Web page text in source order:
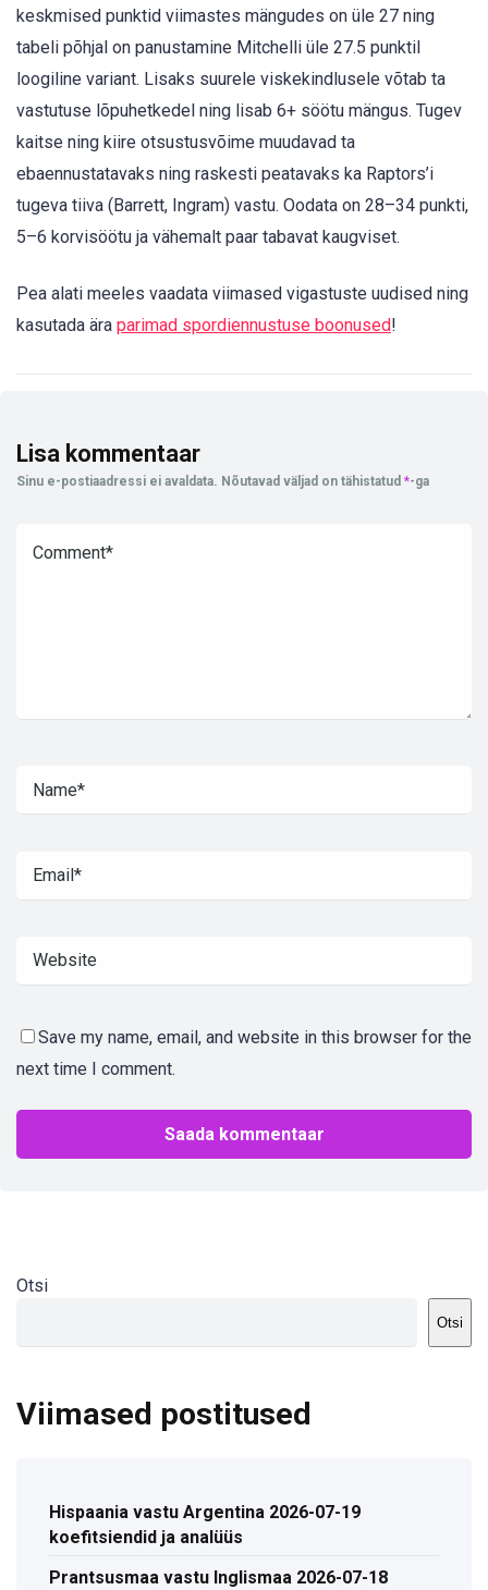
keskmised punktid viimastes mängudes on üle 27 ning
tabeli põhjal on panustamine Mitchelli üle 27.5 punktil
loogiline variant. Lisaks suurele viskekindlusele võtab ta
vastutuse lõpuhetkedel ning lisab 6+ söötu mängus. Tugev
kaitse ning kiire otsustusvõime muudavad ta
ebaennustatavaks ning raskesti peatavaks ka Raptors’i
tugeva tiiva (Barrett, Ingram) vastu. Oodata on 28–34 punkti,
5–6 korvisöötu ja vähemalt paar tabavat kaugviset.
Pea alati meeles vaadata viimased vigastuste uudised ning
kasutada ära parimad spordiennustuse boonused!
Lisa kommentaar
Sinu e-postiaadressi ei avaldata. Nõutavad väljad on tähistatud *-ga
Save my name, email, and website in this browser for the
next time I comment.
Otsi
Otsi
Viimased postitused
Hispaania vastu Argentina 2026-07-19
koefitsiendid ja analüüs
Prantsusmaa vastu Inglismaa 2026-07-18